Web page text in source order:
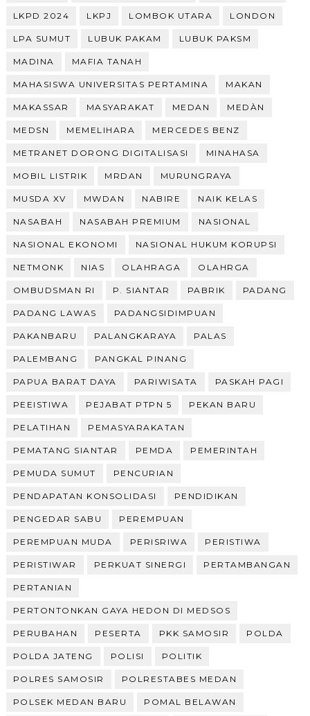
LKPD 2024 LKPJ LOMBOK UTARA LONDON
LPA SUMUT LUBUK PAKAM LUBUK PAKSM
MADINA MAFIA TANAH
MAHASISWA UNIVERSITAS PERTAMINA MAKAN
MAKASSAR MASYARAKAT MEDAN MEDÀN
MEDSN MEMELIHARA MERCEDES BENZ
METRANET DORONG DIGITALISASI MINAHASA
MOBIL LISTRIK MRDAN MURUNGRAYA
MUSDA XV MWDAN NABIRE NAIK KELAS
NASABAH NASABAH PREMIUM NASIONAL
NASIONAL EKONOMI NASIONAL HUKUM KORUPSI
NETMONK NIAS OLAHRAGA OLAHRGA
OMBUDSMAN RI P. SIANTAR PABRIK PADANG
PADANG LAWAS PADANGSIDIMPUAN
PAKANBARU PALANGKARAYA PALAS
PALEMBANG PANGKAL PINANG
PAPUA BARAT DAYA PARIWISATA PASKAH PAGI
PEEISTIWA PEJABAT PTPN 5 PEKAN BARU
PELATIHAN PEMASYARAKATAN
PEMATANG SIANTAR PEMDA PEMERINTAH
PEMUDA SUMUT PENCURIAN
PENDAPATAN KONSOLIDASI PENDIDIKAN
PENGEDAR SABU PEREMPUAN
PEREMPUAN MUDA PERISRIWA PERISTIWA
PERISTIWAR PERKUAT SINERGI PERTAMBANGAN
PERTANIAN
PERTONTONKAN GAYA HEDON DI MEDSOS
PERUBAHAN PESERTA PKK SAMOSIR POLDA
POLDA JATENG POLISI POLITIK
POLRES SAMOSIR POLRESTABES MEDAN
POLSEK MEDAN BARU POMAL BELAWAN